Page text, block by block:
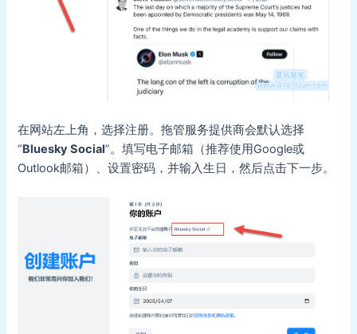
在网站左上角，选择注册。拖管服务提供商会默认选择
“Bluesky Social”。填写电子邮箱（推荐使用Google或
Outlook邮箱）、设置密码，并输入生日，然后点击下一步。